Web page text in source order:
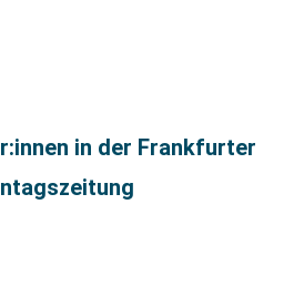
in der Frankfurter